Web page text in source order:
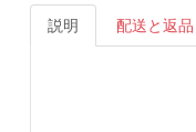
説明 配送と返品